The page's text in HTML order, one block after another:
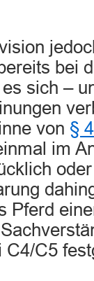
bei
sich –
von §
im
Pferd
C5